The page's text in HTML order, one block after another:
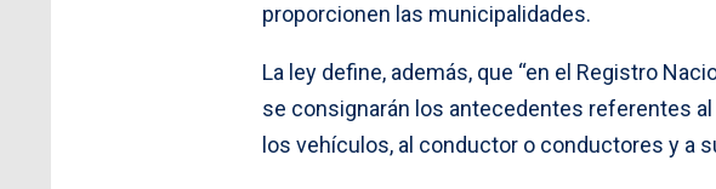
proporcionen las municipalidades.
La ley define, además, que “en el Registro
se consignarán los antecedentes referentes
los vehículos, al conductor o conductores y a